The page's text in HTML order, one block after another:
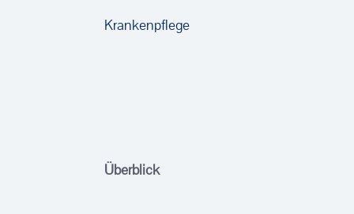
Krankenpflege
Überblick